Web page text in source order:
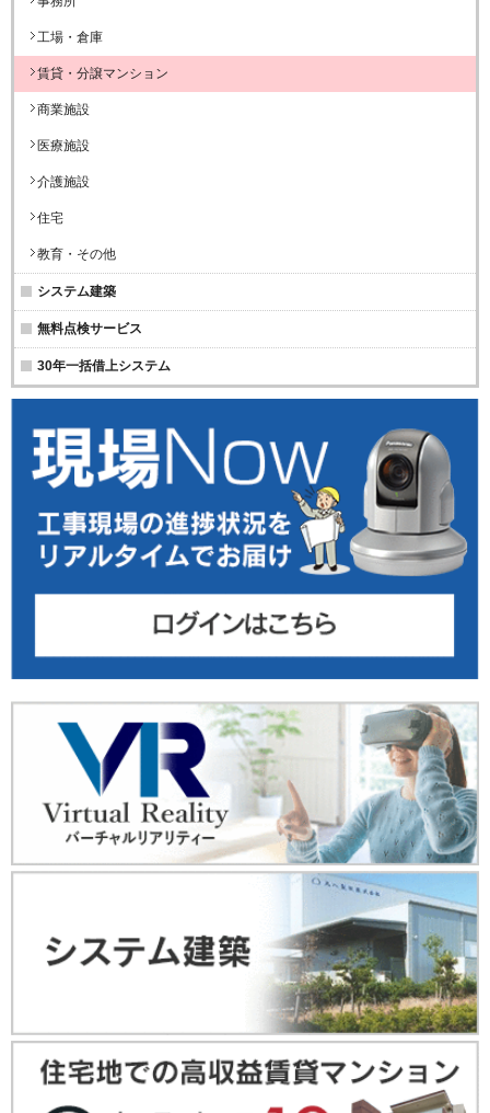
工場・倉庫
賃貸・分譲マンション
商業施設
医療施設
介護施設
住宅
教育・その他
システム建築
無料点検サービス
30年一括借上システム